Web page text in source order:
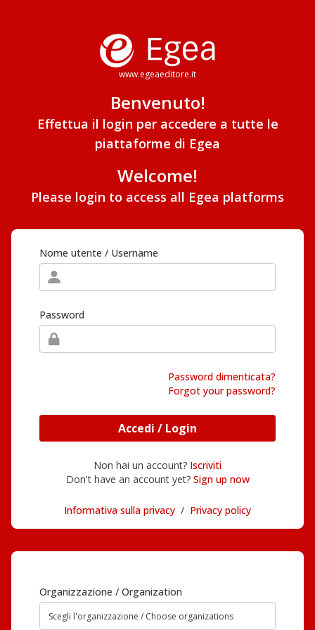
www.egeaeditore.it
Benvenuto!
Effettua il login per accedere a tutte le
piattaforme di Egea
Welcome!
Please login to access all Egea platforms
Nome utente / Username
Password
Password dimenticata?
Forgot your password?
Accedi / Login
Non hai un account? Iscriviti
Don't have an account yet? Sign up now
Informativa sulla privacy / Privacy policy
Organizzazione / Organization